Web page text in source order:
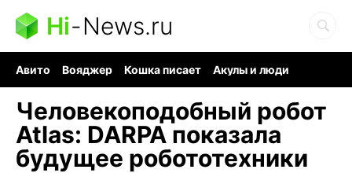
Hi-News.ru
Авито Вояджер Кошка писает
Акулы и люди
Человекоподобный робот
Atlas: DARPA показала
будущее робототехники